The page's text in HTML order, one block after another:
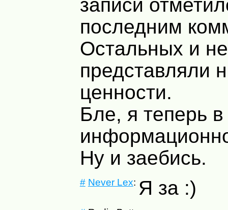
записи
последним
Остальных и
представляли
ценности.
Бле, я теперь в
Ну и заебись.
# Never Lex: Я за :)